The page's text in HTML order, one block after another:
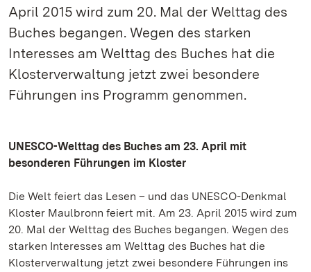
April 2015 wird zum 20. Mal der Welttag des
Buches begangen. Wegen des starken
Interesses am Welttag des Buches hat die
Klosterverwaltung jetzt zwei besondere
Führungen ins Programm genommen.
UNESCO-Welttag des Buches am 23. April mit
besonderen Führungen im Kloster
Die Welt feiert das Lesen – und das UNESCO-Denkmal
Kloster Maulbronn feiert mit. Am 23. April 2015 wird zum
20. Mal der Welttag des Buches begangen. Wegen des
starken Interesses am Welttag des Buches hat die
Klosterverwaltung jetzt zwei besondere Führungen ins